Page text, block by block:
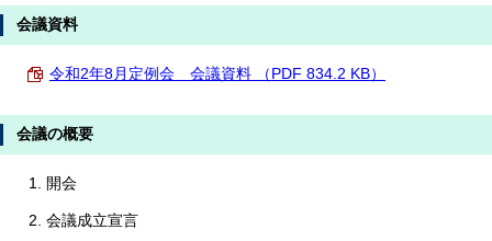
会議資料
令和2年8月定例会 会議資料 （PDF 834.2 KB）
会議の概要
開会
会議成立宣言